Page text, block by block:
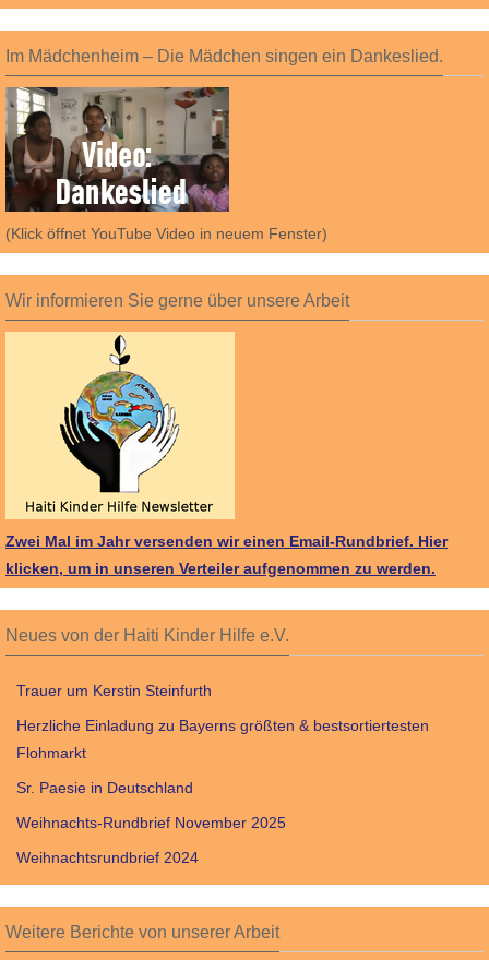
Im Mädchenheim – Die Mädchen singen ein Dankeslied.
(Klick öffnet YouTube Video in neuem Fenster)
Wir informieren Sie gerne über unsere Arbeit
Zwei Mal im Jahr versenden wir einen Email-Rundbrief. Hier
klicken, um in unseren Verteiler aufgenommen zu werden.
Neues von der Haiti Kinder Hilfe e.V.
Trauer um Kerstin Steinfurth
Herzliche Einladung zu Bayerns größten & bestsortiertesten
Flohmarkt
Sr. Paesie in Deutschland
Weihnachts-Rundbrief November 2025
Weihnachtsrundbrief 2024
Weitere Berichte von unserer Arbeit